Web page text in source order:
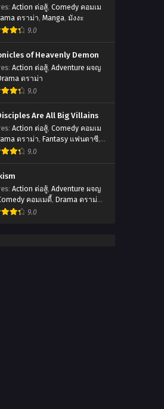
: Action ต่อสู้, Comedy คอมเม
ดราม่า, Manga, มังงะ
9.0
of Heavenly Demon
: Action ต่อสู้, Adventure ผจญ
ดราม่า
9.0
Are All Big Villains
: Action ต่อสู้, Comedy คอมเม
ดราม่า, Fantasy แฟนตาซี,
,มังฮัว9.0
: Action ต่อสู้, Adventure ผจญ
คอมเมดี้, Drama ดราม่า,
,Romanctic โรเเมนติก
9.0